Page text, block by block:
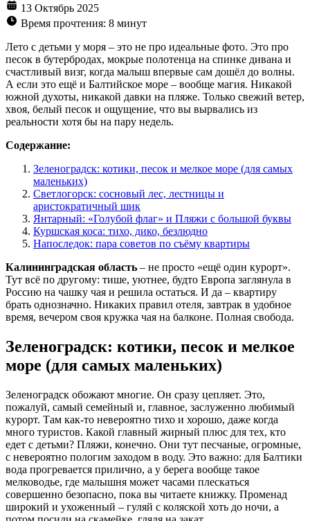
13 Октябрь 2025
Время прочтения: 8 минут
Лето с детьми у моря – это не про идеальные фото. Это про
песок в бутербродах, мокрые полотенца на спинке дивана и
счастливый визг, когда малыш впервые сам дошёл до волны.
А если это ещё и Балтийское море – вообще магия. Никакой
южной духоты, никакой давки на пляже. Только свежий ветер,
хвоя, белый песок и ощущение, что вы вырвались из
реальности хотя бы на пару недель.
Содержание:
Зеленоградск: котики, песок и мелкое море (для самых
маленьких)
Светлогорск: сосновый лес, лестницы и
аристократичный шик
Янтарный: «Голубой флаг» и Пляжи с большой буквы
Куршская коса: тихо, дико, безлюдно
Напоследок: пара советов по съёму квартиры
Калининградская область – не просто «ещё один курорт».
Тут всё по другому: тише, уютнее, будто Европа заглянула в
Россию на чашку чая и решила остаться. И да – квартиру
брать однозначно. Никаких правил отеля, завтрак в удобное
время, вечером своя кружка чая на балконе. Полная свобода.
Зеленоградск: котики, песок и мелкое
море (для самых маленьких)
Зеленоградск обожают многие. Он сразу цепляет. Это,
пожалуй, самый семейный и, главное, заслуженно любимый
курорт. Там как-то невероятно тихо и хорошо, даже когда
много туристов. Какой главный жирный плюс для тех, кто
едет с детьми? Пляжи, конечно. Они тут песчаные, огромные,
с невероятно пологим заходом в воду. Это важно: для Балтики
вода прогревается прилично, а у берега вообще такое
мелководье, где малышня может часами плескаться
совершенно безопасно, пока вы читаете книжку. Променад
широкий и ухоженный – гуляй с коляской хоть до ночи, а